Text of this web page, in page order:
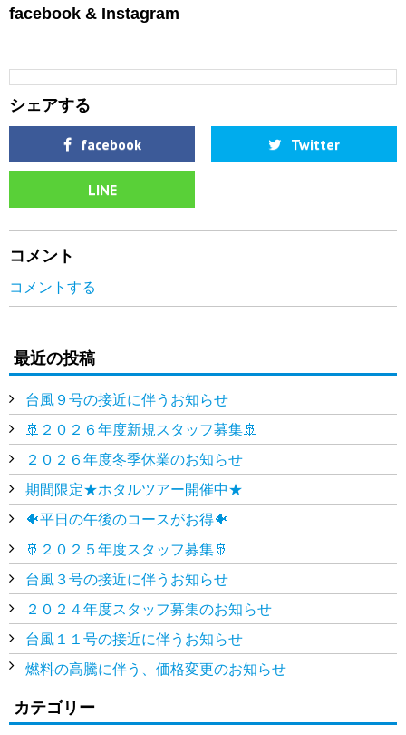
facebook & Instagram
シェアする
facebook Twitter
LINE
コメント
コメントする
最近の投稿
台風９号の接近に伴うお知らせ
🚢２０２６年度新規スタッフ募集🚢
２０２６年度冬季休業のお知らせ
期間限定★ホタルツアー開催中★
🐠平日の午後のコースがお得🐠
🚢２０２５年度スタッフ募集🚢
台風３号の接近に伴うお知らせ
２０２４年度スタッフ募集のお知らせ
台風１１号の接近に伴うお知らせ
燃料の高騰に伴う、価格変更のお知らせ
カテゴリー